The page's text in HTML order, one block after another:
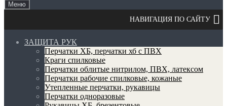
Меню
ЗАЩИТА РУК
Перчатки ХБ, перчатки хб с ПВХ
Краги спилковые
Перчатки облитые нитрилом, ПВХ, латексом
Перчатки рабочие спилковые, кожаные
Утепленные перчатки, рукавицы
Перчатки одноразовые